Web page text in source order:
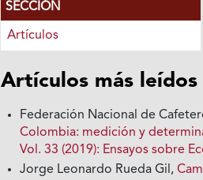
SECCIÓN
Artículos
Artículos más
Federación Nacional de
Colombia: medición y
Vol. 33 (2019): Ensayos sobre
Jorge Leonardo Rueda Gil,